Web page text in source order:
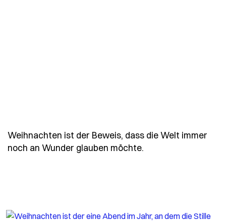
Weihnachten ist der Beweis, dass die Welt immer
noch an Wunder glauben möchte.